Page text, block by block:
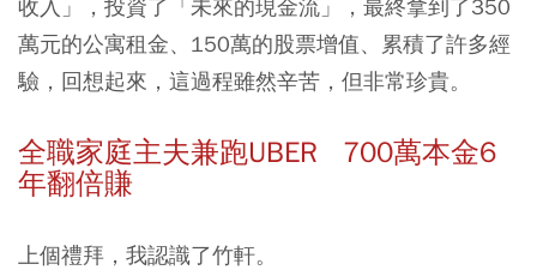
收入」，投資了「未來的現金流」，最終拿到了350
萬元的公寓租金、150萬的股票增值、累積了許多經
驗，回想起來，這過程雖然辛苦，但非常珍貴。
全職家庭主夫兼跑UBER 700萬本金6
年翻倍賺
上個禮拜，我認識了竹軒。